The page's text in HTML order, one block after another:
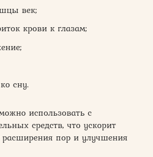
век;
крови к глазам;
сну.
использовать с
средств, что ускорит
расширения пор и улучшения